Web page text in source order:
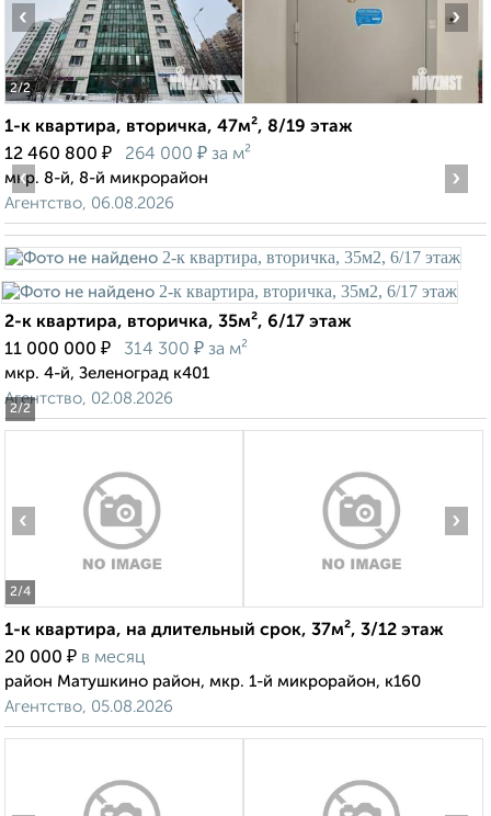
2/2
‹ ›
1-к квартира, вторичка, 47м², 8/19 этаж
12 460 800 ₽ 264 000 ₽ за м²
мкр. 8-й, 8-й микрорайон
Агентство, 06.08.2026
2/2
‹ ›
2-к квартира, вторичка, 35м², 6/17 этаж
11 000 000 ₽ 314 300 ₽ за м²
мкр. 4-й, Зеленоград к401
Агентство, 02.08.2026
2/4
‹ ›
1-к квартира, на длительный срок, 37м², 3/12 этаж
20 000 ₽ в месяц
район Матушкино район, мкр. 1-й микрорайон, к160
Агентство, 05.08.2026